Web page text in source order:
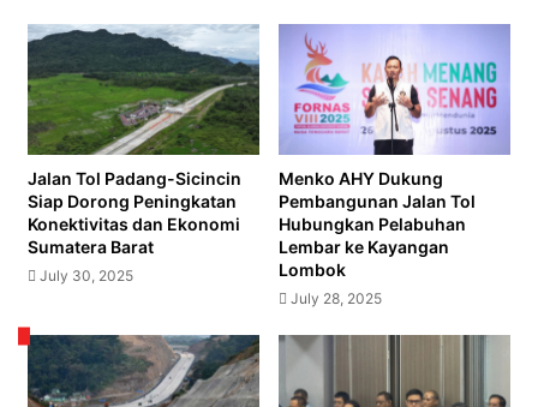
Mangga
Besar
sebagai
Feeder
Angkot
Jalan Tol Padang-Sicincin
Siap Dorong Peningkatan
Konektivitas dan Ekonomi
Sumatera Barat
July 30, 2025
Menko AHY Dukung
Pembangunan Jalan Tol
Hubungkan Pelabuhan
Lembar ke Kayangan
Lombok
July 28, 2025